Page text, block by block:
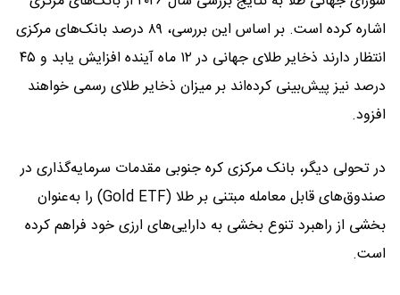
اشاره کرده است. بر اساس این بررسی، ۸۹ درصد بانک‌های مرکزی
انتظار دارند ذخایر طلای جهانی در ۱۲ ماه آینده افزایش یابد و ۴۵
درصد نیز پیش‌بینی کرده‌اند بر میزان ذخایر طلای رسمی خواهند
افزود.
در تحولی دیگر، بانک مرکزی کره جنوبی مقدمات سرمایه‌گذاری در
صندوق‌های قابل معامله مبتنی بر طلا (Gold ETF) را به‌عنوان
بخشی از راهبرد تنوع‌ بخشی به دارایی‌های ارزی خود فراهم کرده
است.